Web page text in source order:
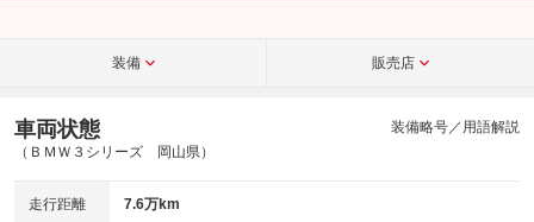
装備 販売店
車両状態
（ＢＭＷ３シリーズ 岡山県）
装備略号／用語解説
走行距離 7.6万km